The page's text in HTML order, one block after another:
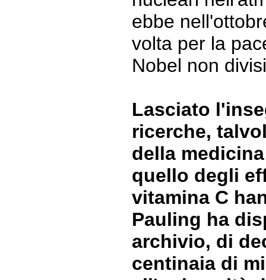
ebbe
volta per la
Nobel non
Lasciato
ricerche,
della
quello degli
vitamina C
Pauling ha
archivio, di
centinaia di